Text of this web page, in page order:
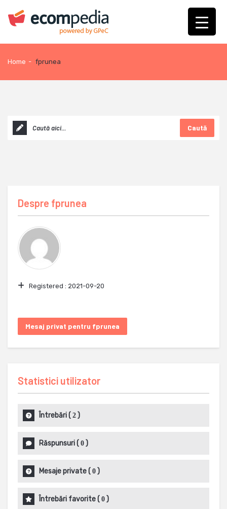
Home - fprunea
Caută
Despre fprunea
Registered : 2021-09-20
Mesaj privat pentru fprunea
Statistici utilizator
Întrebări( 2 )
Răspunsuri( 0 )
Mesaje private( 0 )
Întrebări favorite( 0 )